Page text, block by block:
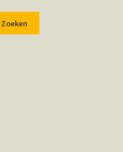
Zoeken